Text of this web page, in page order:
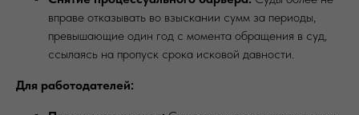
вправе отказывать во взыскании сумм за периоды,
превышающие один год с момента обращения в суд,
ссылаясь на пропуск срока исковой давности.
Для работодателей: